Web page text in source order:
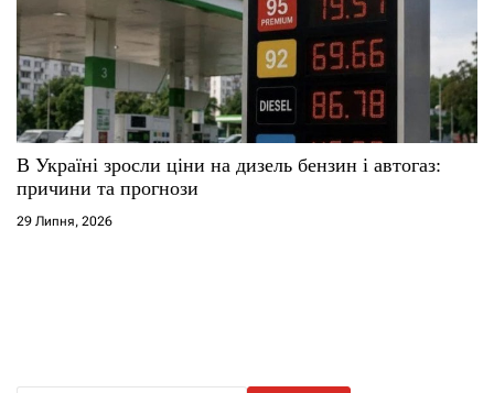
В Україні зросли ціни на дизель бензин і автогаз:
причини та прогнози
29 Липня, 2026